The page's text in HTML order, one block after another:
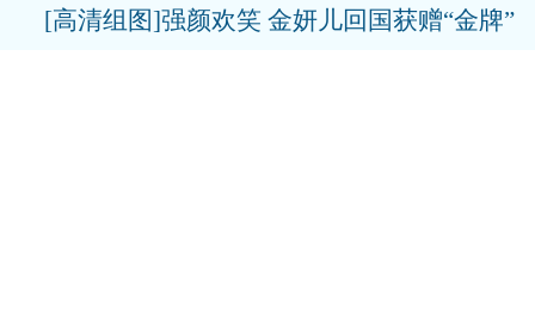
[高清组图]强颜欢笑 金妍儿回国获赠“金牌”